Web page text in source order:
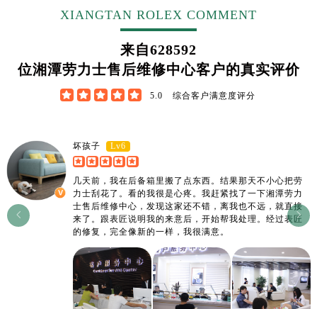
XIANGTAN ROLEX COMMENT
来自628592
位湘潭劳力士售后维修中心客户的真实评价
     5.0 综合客户满意度评分
坏孩子 Lv6
几天前，我在后备箱里搬了点东西。结果那天不小心把劳
力士刮花了。看的我很是心疼。我赶紧找了一下湘潭劳力
士售后维修中心，发现这家还不错，离我也不远，就直接
来了。跟表匠说明我的来意后，开始帮我处理。经过表匠
的修复，完全像新的一样，我很满意。

